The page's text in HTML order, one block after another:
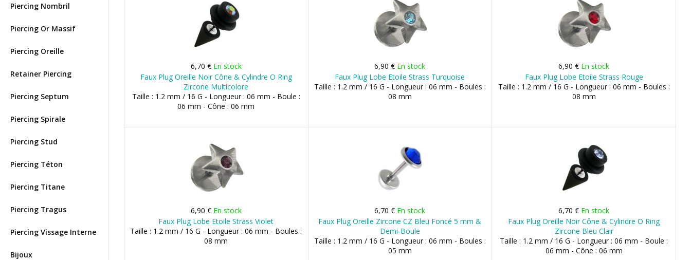
Piercing Nombril
Piercing Or Massif
Piercing Oreille
Retainer Piercing
Piercing Septum
Piercing Spirale
Piercing Stud
Piercing Téton
Piercing Titane
Piercing Tragus
Piercing Vissage Interne
Bijoux
6,70 € En stock
Faux Plug Oreille Noir Cône & Cylindre O Ring
Zircone Multicolore
Taille : 1.2 mm / 16 G - Longueur : 06 mm - Boule :
06 mm - Cône : 06 mm
6,90 € En stock
Faux Plug Lobe Etoile Strass Turquoise
Taille : 1.2 mm / 16 G - Longueur : 06 mm - Boules :
08 mm
6,90 € En stock
Faux Plug Lobe Etoile Strass Rouge
Taille : 1.2 mm / 16 G - Longueur : 06 mm - Boules :
08 mm
6,90 € En stock
Faux Plug Lobe Etoile Strass Violet
Taille : 1.2 mm / 16 G - Longueur : 06 mm - Boules :
08 mm
6,70 € En stock
Faux Plug Oreille Zircone CZ Bleu Foncé 5 mm &
Demi-Boule
Taille : 1.2 mm / 16 G - Longueur : 06 mm - Boules :
05 mm
6,70 € En stock
Faux Plug Oreille Noir Cône & Cylindre O Ring
Zircone Bleu Clair
Taille : 1.2 mm / 16 G - Longueur : 06 mm - Boule :
06 mm - Cône : 06 mm